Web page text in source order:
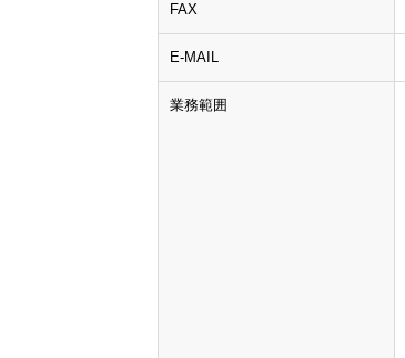
FAX
E-MAIL
業務範囲